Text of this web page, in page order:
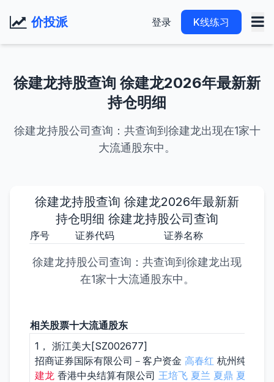
价投派 登录 K线练习
徐建龙持股查询 徐建龙2026年最新新
持仓明细
徐建龙持股公司查询：共查询到徐建龙出现在1家十
大流通股东中。
徐建龙持股查询 徐建龙2026年最新新
持仓明细 徐建龙持股公司查询
序号 证券代码 证券名称
徐建龙持股公司查询：共查询到徐建龙出现
在1家十大流通股东中。
相关股票十大流通股东
1， 浙江美大[SZ002677]
招商证券国际有限公司－客户资金 高春红 杭州纯阳资
建龙 香港中央结算有限公司 王培飞 夏兰 夏鼎 夏志生